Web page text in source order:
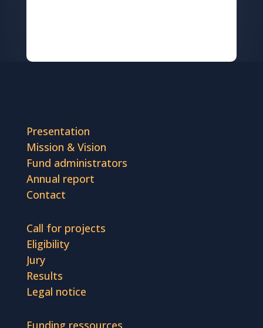
Presentation
Mission & Vision
Fund administrators
Annual report
Contact
Call for projects
Eligibility
Jury
Results
Legal notice
Funding ressources